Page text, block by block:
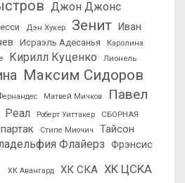
Джон Джонс
Дэн Хукер Зенит
Иван
Исраэль Адесанья
Каролина
Кирилл Куценко
Лионель
Максим Сидоров
Матвей Мичков
Павел
Реал Роберт Уиттакер
СБОРНАЯ
Стипе Миочич
Тайсон
Флайерз Фрэнсис
ХК Авангард ХК СКА ХК ЦСКА